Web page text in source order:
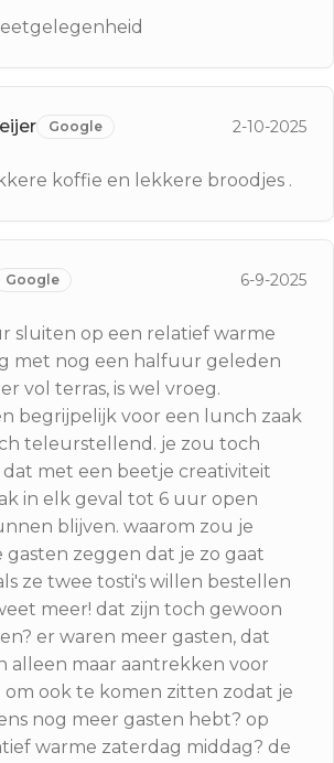
Google 2-10-2025
koffie en lekkere broodjes .
Google 6-9-2025
sluiten op een relatief warme
met nog een halfuur geleden
vol terras, is wel vroeg.
begrijpelijk voor een lunch zaak
teleurstellend. je zou toch
met een beetje creativiteit
in elk geval tot 6 uur open
blijven. waarom zou je
gasten zeggen dat je zo gaat
ze twee tosti's willen bestellen
meer! dat zijn toch gewoon
er waren meer gasten, dat
alleen maar aantrekken voor
om ook te komen zitten zodat je
nog meer gasten hebt? op
warme zaterdag middag? de